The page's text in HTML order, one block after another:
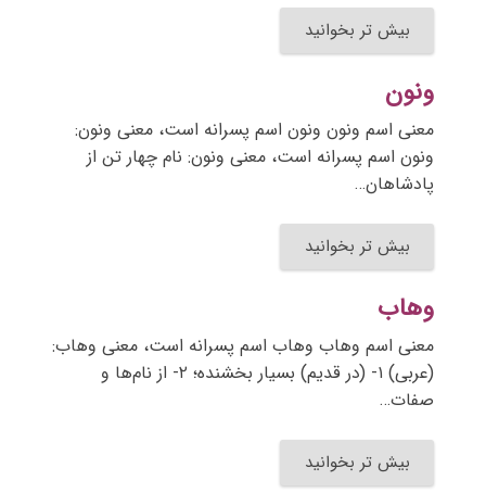
بیش تر بخوانید
ونون
معنی اسم ونون ونون اسم پسرانه است، معنی ونون:
ونون اسم پسرانه است، معنی ونون: نام چهار تن از
پادشاهان…
بیش تر بخوانید
وهاب
معنی اسم وهاب وهاب اسم پسرانه است، معنی وهاب:
(عربی) ۱- (در قدیم) بسیار بخشنده؛ ۲- از نام‌ها و
صفات…
بیش تر بخوانید